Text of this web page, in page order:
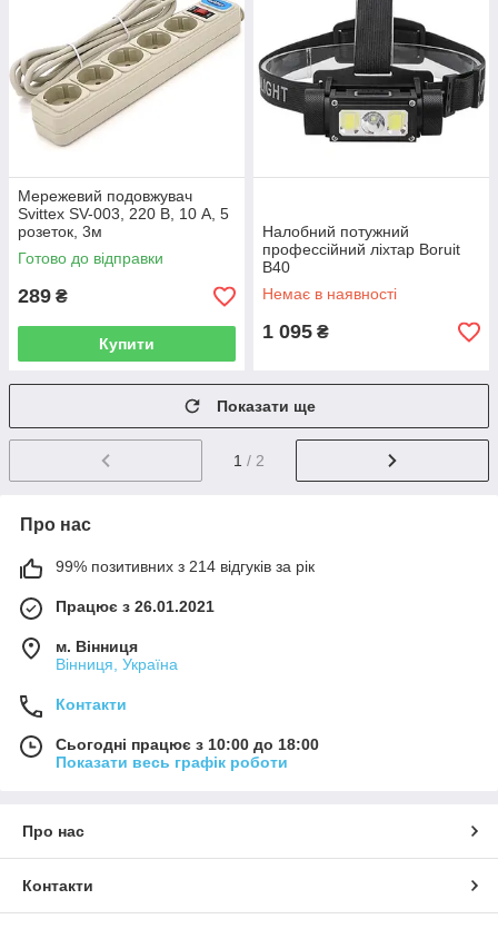
Мережевий подовжувач
Svittex SV-003, 220 В, 10 А, 5
розеток, 3м
Готово до відправки
289 ₴
Купити
Налобний потужний
профессійний ліхтар Boruit
B40
Немає в наявності
1 095 ₴
Показати ще
1 / 2
Про нас
99% позитивних з 214 відгуків за рік
Працює з 26.01.2021
м. Вінниця
Вінниця, Україна
Контакти
Сьогодні працює з 10:00 до 18:00
Показати весь графік роботи
Про нас
Контакти